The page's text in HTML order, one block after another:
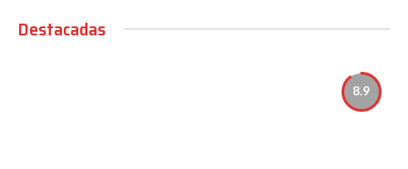
Destacadas
8.9